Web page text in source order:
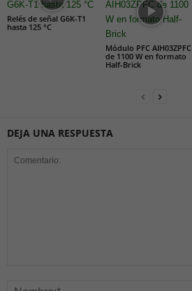
Relés de señal G6K-T1
hasta 125 °C
Módulo PFC AIH03ZPFC
de 1100 W en formato
Half-Brick
DEJA UNA RESPUESTA